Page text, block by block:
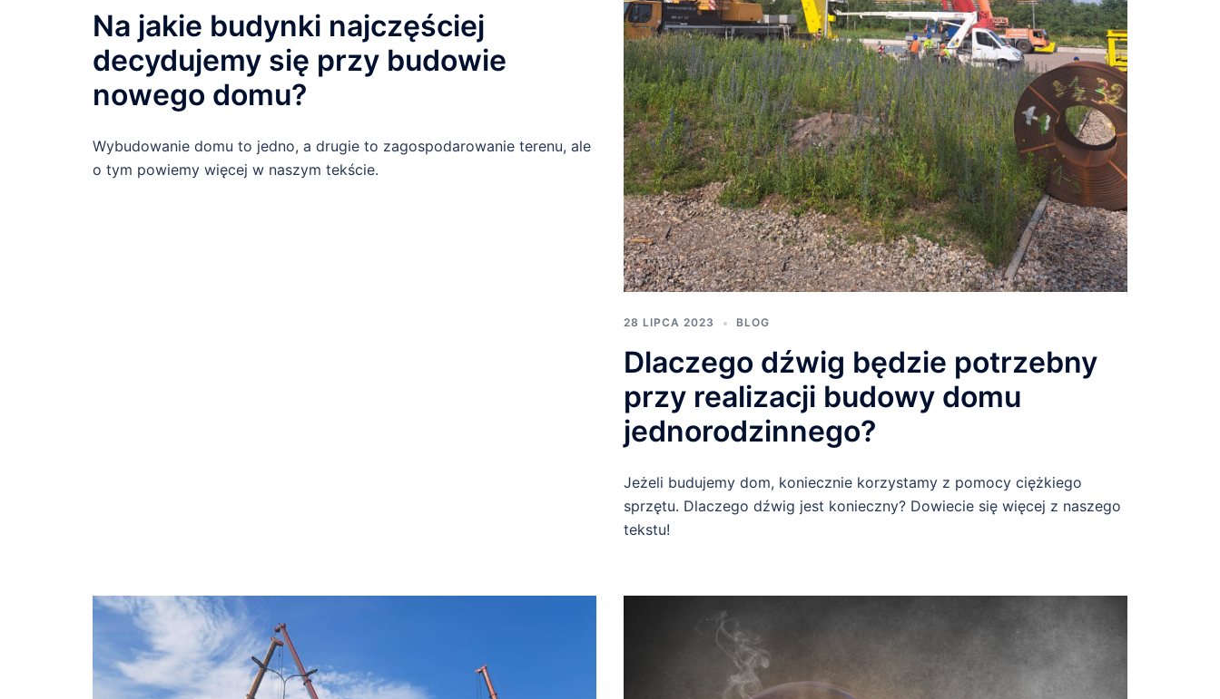
Na jakie budynki najczęściej
decydujemy się przy budowie
nowego domu?
Wybudowanie domu to jedno, a drugie to zagospodarowanie terenu, ale
o tym powiemy więcej w naszym tekście.
28 LIPCA 2023 BLOG
Dlaczego dźwig będzie potrzebny
przy realizacji budowy domu
jednorodzinnego?
Jeżeli budujemy dom, koniecznie korzystamy z pomocy ciężkiego
sprzętu. Dlaczego dźwig jest konieczny? Dowiecie się więcej z naszego
tekstu!